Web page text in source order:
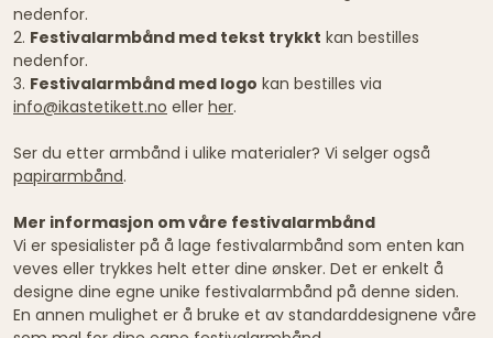
nedenfor.
2. Festivalarmbånd med tekst trykkt kan bestilles
nedenfor.
3. Festivalarmbånd med logo kan bestilles via
info@ikastetikett.no eller her.
Ser du etter armbånd i ulike materialer? Vi selger også
papirarmbånd.
Mer informasjon om våre festivalarmbånd
Vi er spesialister på å lage festivalarmbånd som enten kan
veves eller trykkes helt etter dine ønsker. Det er enkelt å
designe dine egne unike festivalarmbånd på denne siden.
En annen mulighet er å bruke et av standarddesignene våre